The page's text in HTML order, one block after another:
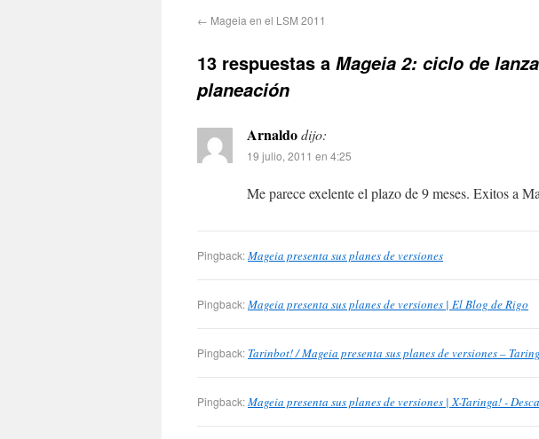
← Mageia en el LSM 2011
13 respuestas a Mageia 2: ciclo de
planeación
Arnaldodijo:
19 julio, 2011 en 4:25
Me parece exelente el plazo de 9 meses. Exitos a
Pingback:Mageia presenta sus planes de versiones
Pingback:Mageia presenta sus planes de versiones | El Blog de Rigo
Pingback: Tarinbot! / Mageia presenta sus planes de versiones –
Pingback:Mageia presenta sus planes de versiones | X-Taringa! -